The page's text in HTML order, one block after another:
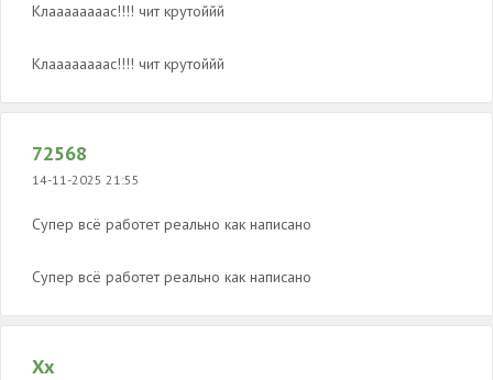
Клаааааааас!!!! чит крутоййй
Клаааааааас!!!! чит крутоййй
72568
14-11-2025 21:55
Супер всё работет реально как написано
Супер всё работет реально как написано
Хх